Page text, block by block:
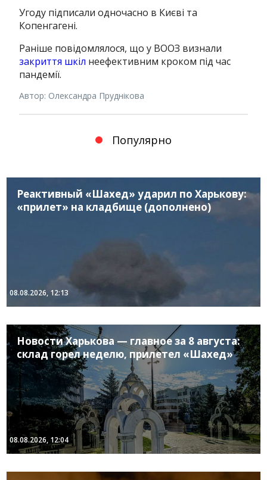
Угоду підписали одночасно в Києві та
Копенгагені.
Раніше повідомлялося, що у ВООЗ визнали
закриття шкіл неефективним кроком під час
пандемії.
Автор: Олександра Пруднікова
Популярно
Реактивный «Шахед» ударил по Харькову:
«прилет» на кладбище (дополнено)
08.08.2026, 12:13
Новости Харькова — главное за 8 августа:
склад горел неделю, прилетел «Шахед»
08.08.2026, 12:04